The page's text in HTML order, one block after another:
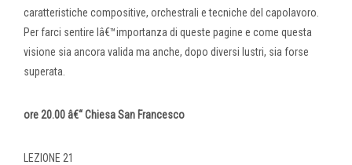
caratteristiche compositive, orchestrali e tecniche del capolavoro.
Per farci sentire lâ€™importanza di queste pagine e come questa
visione sia ancora valida ma anche, dopo diversi lustri, sia forse
superata.
ore 20.00 â€“ Chiesa San Francesco
LEZIONE 21